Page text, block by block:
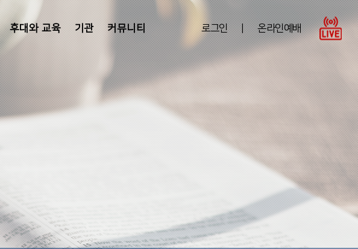
로그인 온라인예배
후대와 교육 기관 커뮤니티